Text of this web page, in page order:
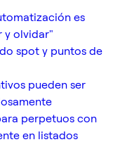
es
y olvidar"
spot y puntos de
pueden ser
perpetuos con
en listados